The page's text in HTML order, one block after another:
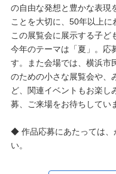
の自由な発想と豊かな表現
ことを大切に、50年以上に
この展覧会に展示する子ど
今年のテーマは「夏」。応
す。また会場では、横浜市
のための小さな展覧会や、
ど、関連イベントもお楽し
募、ご来場をお待ちしてい
◆ 作品応募にあたっては、
い。